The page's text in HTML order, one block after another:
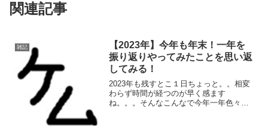
関連記事
雑記
【2023年】今年も年末！一年を
振り返りやってみたことを思い返
してみる！
2023年も残すとこ１日ちょっと。。相変
わらず時間が経つのが早く感ます
ね。。。そんなこんなで今年一年色々振